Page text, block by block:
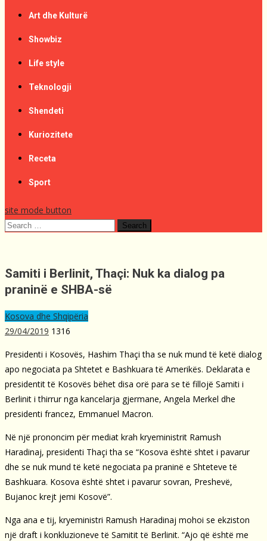
Art dhe Kulturë
Showbiz
Life style
Teknologji
Shendeti
Kuriozitete
Receta
Sport
site mode button
Search
Samiti i Berlinit, Thaçi: Nuk ka dialog pa
praninë e SHBA-së
Kosova dhe Shqipëria
29/04/2019 1316
Presidenti i Kosovës, Hashim Thaçi tha se nuk mund të ketë dialog
apo negociata pa Shtetet e Bashkuara të Amerikës. Deklarata e
presidentit të Kosovës bëhet disa orë para se të fillojë Samiti i
Berlinit i thirrur nga kancelarja gjermane, Angela Merkel dhe
presidenti francez, Emmanuel Macron.
Në një prononcim për mediat krah kryeministrit Ramush
Haradinaj, presidenti Thaçi tha se “Kosova është shtet i pavarur
dhe se nuk mund të ketë negociata pa praninë e Shteteve të
Bashkuara. Kosova është shtet i pavarur sovran, Preshevë,
Bujanoc krejt jemi Kosovë”.
Nga ana e tij, kryeministri Ramush Haradinaj mohoi se ekziston
një draft i konkluzioneve të Samitit të Berlinit. “Ajo që është me